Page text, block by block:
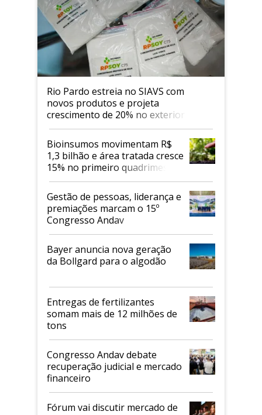
Rio Pardo estreia no SIAVS com
novos produtos e projeta
crescimento de 20% no exterior
Bioinsumos movimentam R$
1,3 bilhão e área tratada cresce
15% no primeiro quadrimestre
de 2026
Gestão de pessoas, liderança e
premiações marcam o 15º
Congresso Andav
Bayer anuncia nova geração
da Bollgard para o algodão
Entregas de fertilizantes
somam mais de 12 milhões de
tons
Congresso Andav debate
recuperação judicial e mercado
financeiro
Fórum vai discutir mercado de